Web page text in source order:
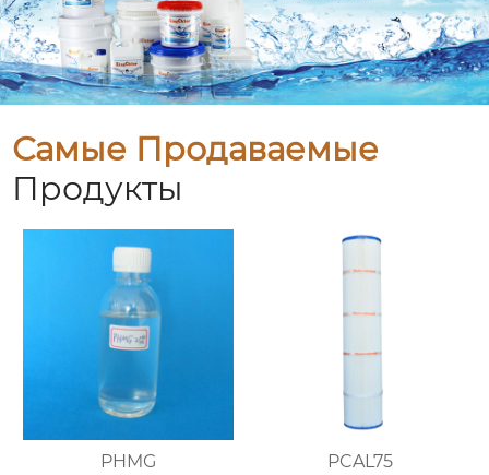
Самые Продаваемые
Продукты
PHMG PCAL75